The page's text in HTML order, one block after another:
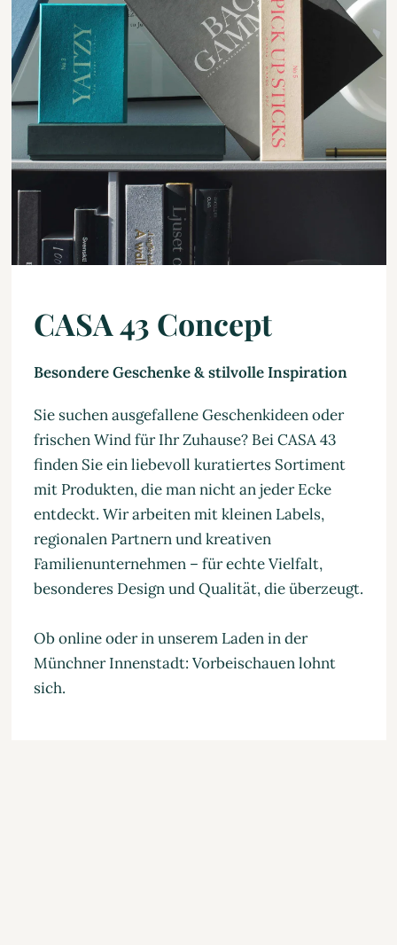
CASA 43 Concept
Besondere Geschenke & stilvolle Inspiration
Sie suchen ausgefallene Geschenkideen oder
frischen Wind für Ihr Zuhause? Bei CASA 43
finden Sie ein liebevoll kuratiertes Sortiment
mit Produkten, die man nicht an jeder Ecke
entdeckt. Wir arbeiten mit kleinen Labels,
regionalen Partnern und kreativen
Familienunternehmen – für echte Vielfalt,
besonderes Design und Qualität, die überzeugt.
Ob online oder in unserem Laden in der
Münchner Innenstadt: Vorbeischauen lohnt
sich.